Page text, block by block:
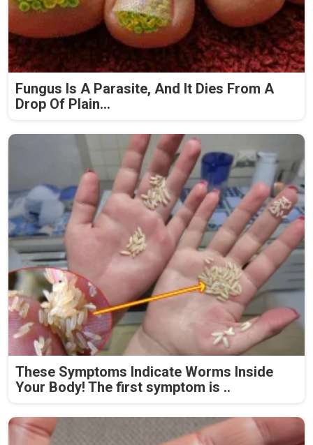
Fungus Is A Parasite, And It Dies From A
Drop Of Plain...
These Symptoms Indicate Worms Inside
Your Body! The first symptom is ..